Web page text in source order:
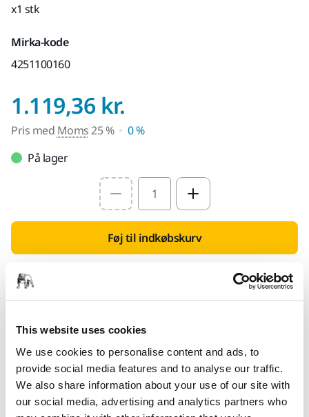
This website uses cookies
We use cookies to personalise content and ads, to
provide social media features and to analyse our traffic.
We also share information about your use of our site with
our social media, advertising and analytics partners who
x1 stk
Mirka-kode
4251100160
1.119,36 kr.
Pris med Moms25 %
0 %
På lager
Select quantity value
Føj til indkøbskurv
Find en forhandler
Levering indenfor 3-5 arbejdsdage
Levering i Danmark
Fragt fri levering ved ordrer over 599,- kr incl moms.
Sikker betaling med kort